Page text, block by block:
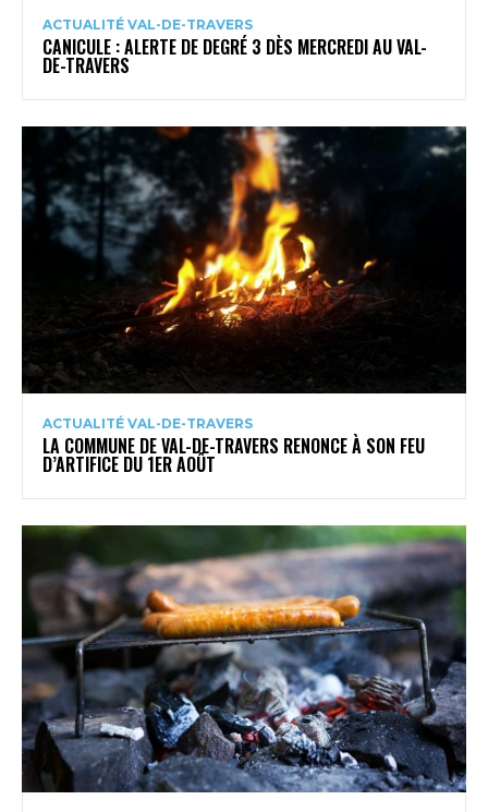
ACTUALITÉ VAL-DE-TRAVERS
CANICULE : ALERTE DE DEGRÉ 3 DÈS MERCREDI AU VAL-
DE-TRAVERS
ACTUALITÉ VAL-DE-TRAVERS
LA COMMUNE DE VAL-DE-TRAVERS RENONCE À SON FEU
D’ARTIFICE DU 1ER AOÛT